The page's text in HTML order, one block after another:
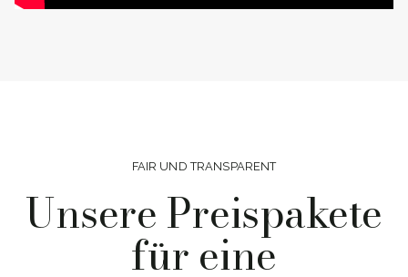
FAIR UND TRANSPARENT
Unsere Preispakete
für eine